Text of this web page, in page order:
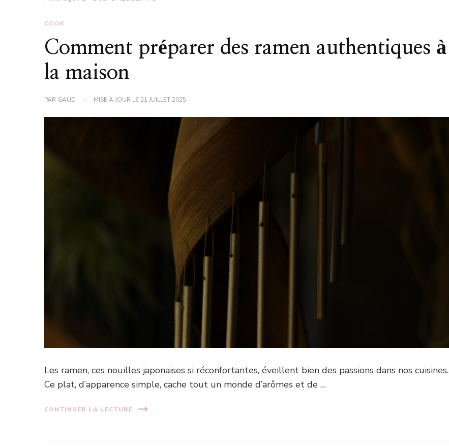
COOK
Comment préparer des ramen authentiques à
la maison
PAR GAUD MISE À JOUR LE 21 JUILLET 2025
Les ramen, ces nouilles japonaises si réconfortantes, éveillent bien des passions dans nos cuisines.
Ce plat, d’apparence simple, cache tout un monde d’arômes et de …
CONTINUER LA LECTURE